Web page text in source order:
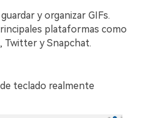
y organizar GIFs.
plataformas como
Twitter y Snapchat.
teclado realmente